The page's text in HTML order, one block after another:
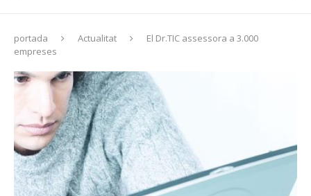
portada Actualitat
El Dr.TIC assessora a 3.000
empreses